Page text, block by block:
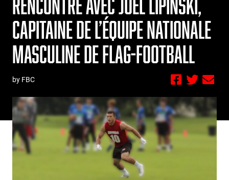
CAPITAINE DE L’ÉQUIPE NATIONALE
MASCULINE DE FLAG-FOOTBALL
by FBC